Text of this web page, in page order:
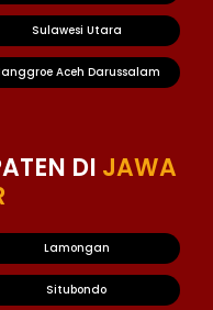
Sulawesi Utara
Aceh Darussalam
DI JAWA
Lamongan
Situbondo